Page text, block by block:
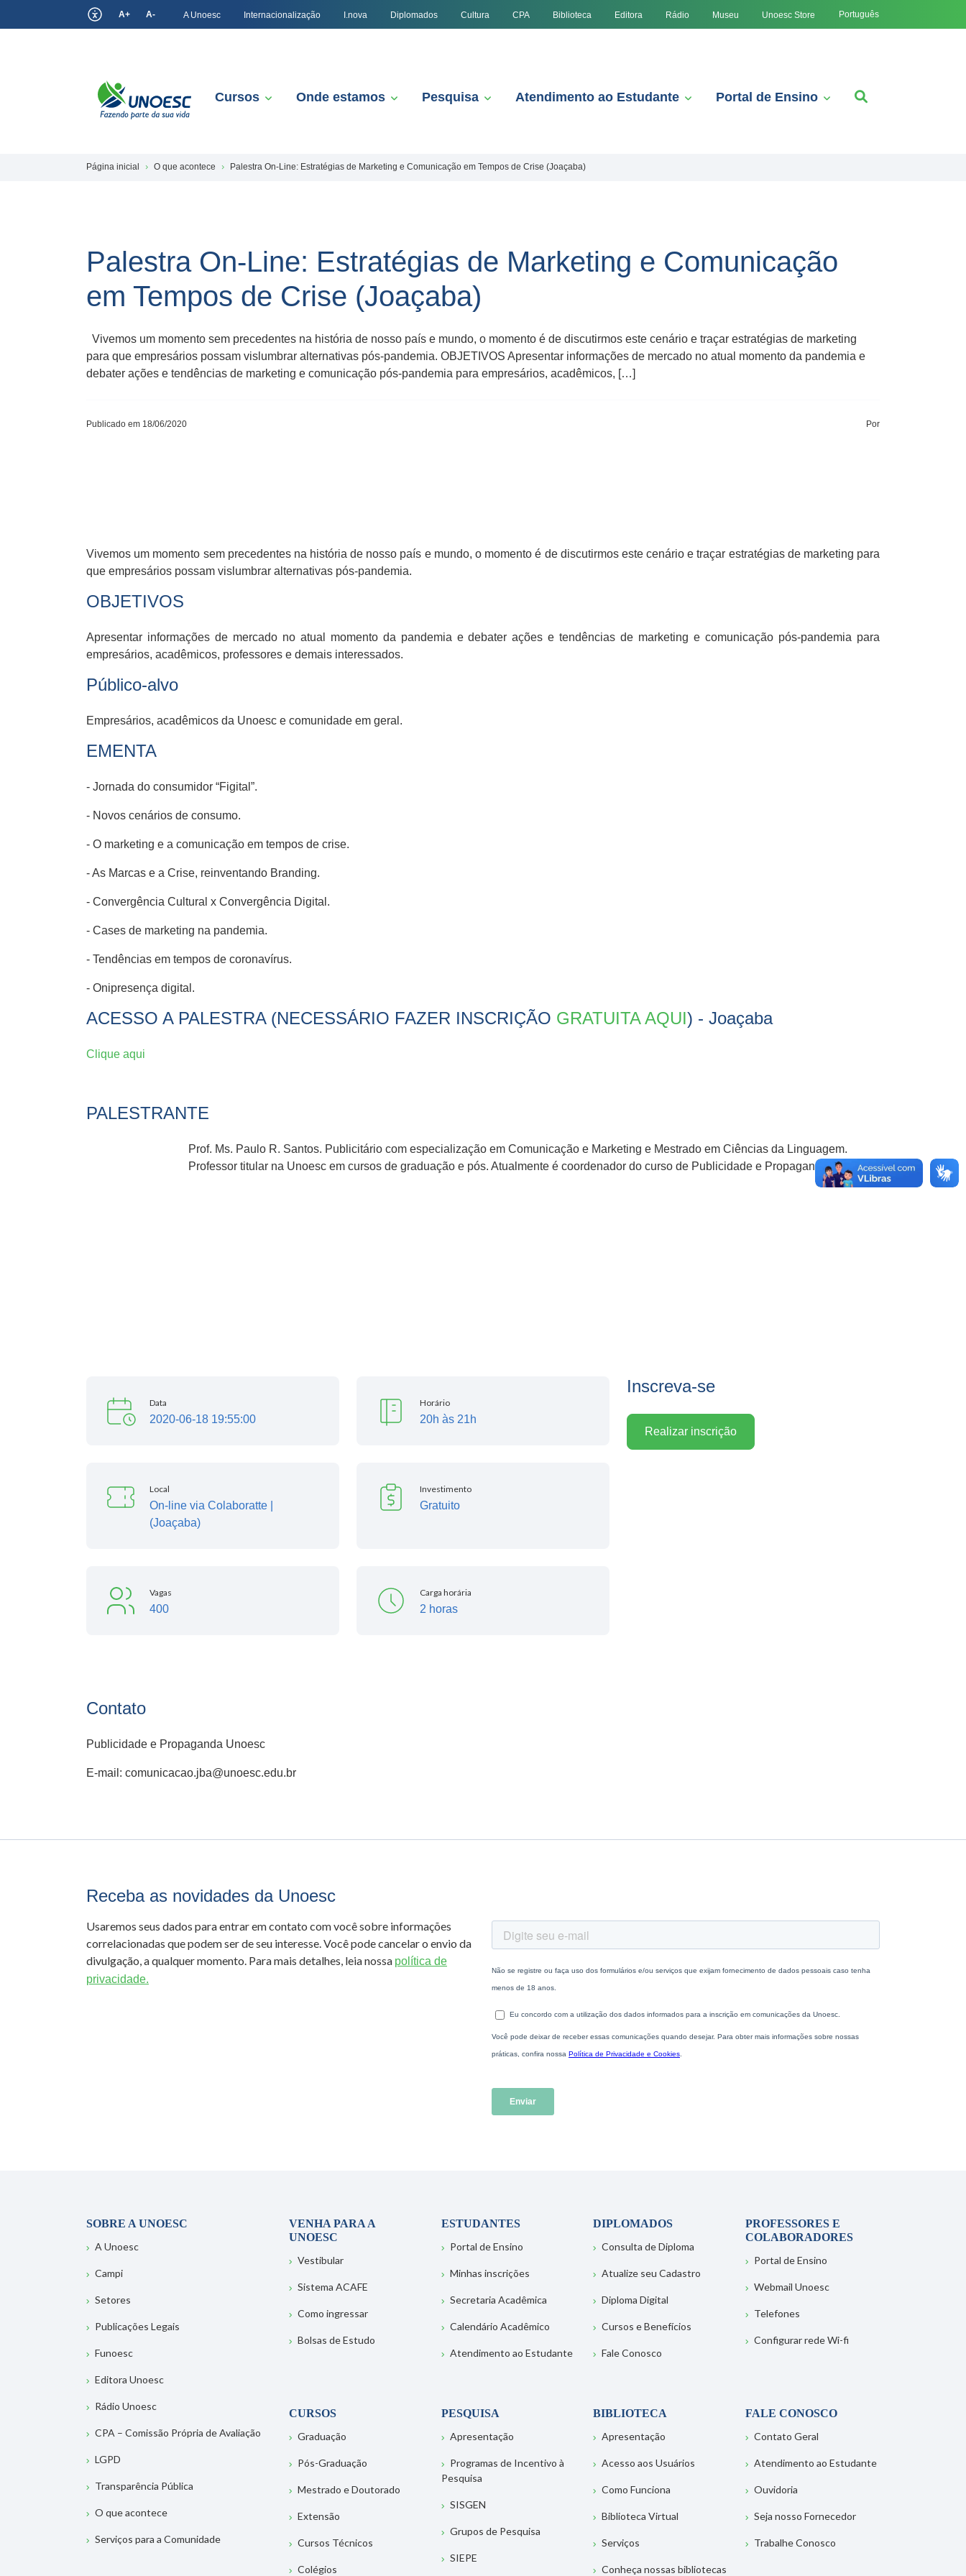
A+ A- A Unoesc Internacionalização I.nova Diplomados Cultura CPA Biblioteca Editora Rádio Museu Unoesc Store Português
Cursos Onde estamos Pesquisa Atendimento ao Estudante Portal de Ensino
Página inicial O que acontece Palestra On-Line: Estratégias de Marketing e Comunicação em Tempos de Crise (Joaçaba)
Palestra On-Line: Estratégias de Marketing e Comunicação
em Tempos de Crise (Joaçaba)
Vivemos um momento sem precedentes na história de nosso país e mundo, o momento é de discutirmos este cenário e traçar estratégias de marketing
para que empresários possam vislumbrar alternativas pós-pandemia. OBJETIVOS Apresentar informações de mercado no atual momento da pandemia e
debater ações e tendências de marketing e comunicação pós-pandemia para empresários, acadêmicos, […]
Publicado em 18/06/2020 Por
Vivemos um momento sem precedentes na história de nosso país e mundo, o momento é de discutirmos este cenário e traçar estratégias de marketing para
que empresários possam vislumbrar alternativas pós-pandemia.
OBJETIVOS
Apresentar informações de mercado no atual momento da pandemia e debater ações e tendências de marketing e comunicação pós-pandemia para
empresários, acadêmicos, professores e demais interessados.
Público-alvo
Empresários, acadêmicos da Unoesc e comunidade em geral.
EMENTA
- Jornada do consumidor “Figital”.
- Novos cenários de consumo.
- O marketing e a comunicação em tempos de crise.
- As Marcas e a Crise, reinventando Branding.
- Convergência Cultural x Convergência Digital.
- Cases de marketing na pandemia.
- Tendências em tempos de coronavírus.
- Onipresença digital.
ACESSO A PALESTRA (NECESSÁRIO FAZER INSCRIÇÃO GRATUITA AQUI) - Joaçaba
Clique aqui
PALESTRANTE
Prof. Ms. Paulo R. Santos. Publicitário com especialização em Comunicação e Marketing e Mestrado em Ciências da Linguagem.
Professor titular na Unoesc em cursos de graduação e pós. Atualmente é coordenador do curso de Publicidade e Propaganda.
Data
2020-06-18 19:55:00
Horário
20h às 21h
Local
On-line via Colaboratte |
(Joaçaba)
Investimento
Gratuito
Vagas
400
Carga horária
2 horas
Inscreva-se
Realizar inscrição
Contato
Publicidade e Propaganda Unoesc
E-mail: comunicacao.jba@unoesc.edu.br
Receba as novidades da Unoesc
Usaremos seus dados para entrar em contato com você sobre informações
correlacionadas que podem ser de seu interesse. Você pode cancelar o envio da
divulgação, a qualquer momento. Para mais detalhes, leia nossa política de
privacidade.
SOBRE A UNOESC
A Unoesc
Campi
Setores
Publicações Legais
Funoesc
Editora Unoesc
Rádio Unoesc
CPA – Comissão Própria de Avaliação
LGPD
Transparência Pública
O que acontece
Serviços para a Comunidade
VENHA PARA A
UNOESC
Vestibular
Sistema ACAFE
Como ingressar
Bolsas de Estudo
ESTUDANTES
Portal de Ensino
Minhas inscrições
Secretaria Acadêmica
Calendário Acadêmico
Atendimento ao Estudante
DIPLOMADOS
Consulta de Diploma
Atualize seu Cadastro
Diploma Digital
Cursos e Benefícios
Fale Conosco
PROFESSORES E
COLABORADORES
Portal de Ensino
Webmail Unoesc
Telefones
Configurar rede Wi-fi
CURSOS
Graduação
Pós-Graduação
Mestrado e Doutorado
Extensão
Cursos Técnicos
Colégios
PESQUISA
Apresentação
Programas de Incentivo à
Pesquisa
SISGEN
Grupos de Pesquisa
SIEPE
BIBLIOTECA
Apresentação
Acesso aos Usuários
Como Funciona
Biblioteca Virtual
Serviços
Conheça nossas bibliotecas
FALE CONOSCO
Contato Geral
Atendimento ao Estudante
Ouvidoria
Seja nosso Fornecedor
Trabalhe Conosco